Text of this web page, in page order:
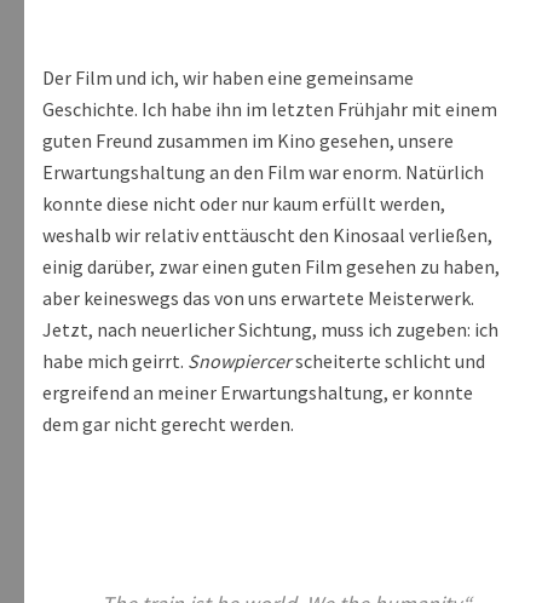
Der Film und ich, wir haben eine gemeinsame
Geschichte. Ich habe ihn im letzten Frühjahr mit einem
guten Freund zusammen im Kino gesehen, unsere
Erwartungshaltung an den Film war enorm. Natürlich
konnte diese nicht oder nur kaum erfüllt werden,
weshalb wir relativ enttäuscht den Kinosaal verließen,
einig darüber, zwar einen guten Film gesehen zu haben,
aber keineswegs das von uns erwartete Meisterwerk.
Jetzt, nach neuerlicher Sichtung, muss ich zugeben: ich
habe mich geirrt. Snowpiercerscheiterte schlicht und
ergreifend an meiner Erwartungshaltung, er konnte
dem gar nicht gerecht werden.